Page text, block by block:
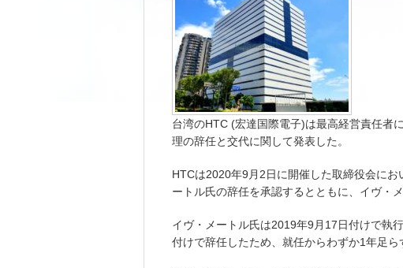
台湾のHTC (宏達国際電子)は最高経営責任者
理の辞任と交代に関して発表した。
HTCは2020年9月2日に開催した取締役会に
ートル氏の辞任を承認するとともに、イヴ・
イヴ・メートル氏は2019年9月17日付けで執
付けで辞任したため、就任からわずか1年足ら